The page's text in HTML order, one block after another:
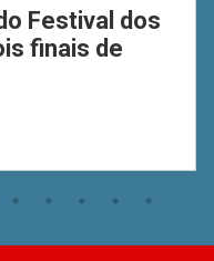
Festival dos
finais de